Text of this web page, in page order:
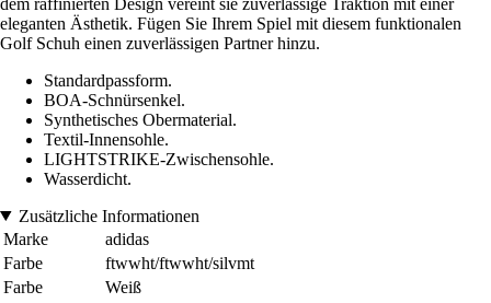
eleganten Ästhetik. Fügen Sie Ihrem Spiel mit diesem funktionalen
Golf Schuh einen zuverlässigen Partner hinzu.
Standardpassform.
BOA-Schnürsenkel.
Synthetisches Obermaterial.
Textil-Innensohle.
LIGHTSTRIKE-Zwischensohle.
Wasserdicht.
Zusätzliche Informationen
Marke
adidas
Farbe
ftwwht/ftwwht/silvmt
Farbe
Weiß